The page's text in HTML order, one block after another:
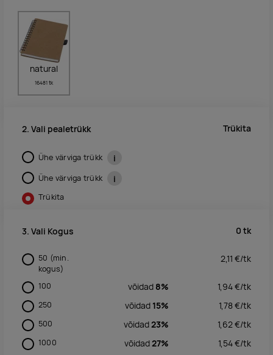
natural
16481 tk
2. Vali pealetrükk Trükita
Ühe värviga trükk i
Ühe värviga trükk i
Trükita
3. Vali Kogus 0 tk
50 (min.
kogus)
2,11 €/tk
100 võidad 8% 1,94€/tk
250 võidad 15% 1,78€/tk
500 võidad23% 1,62€/tk
1000 võidad27% 1,54€/tk